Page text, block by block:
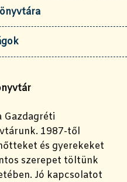
Gazdagréti
1987-től
és gyerekeket
szerepet töltünk
Jó kapcsolatot